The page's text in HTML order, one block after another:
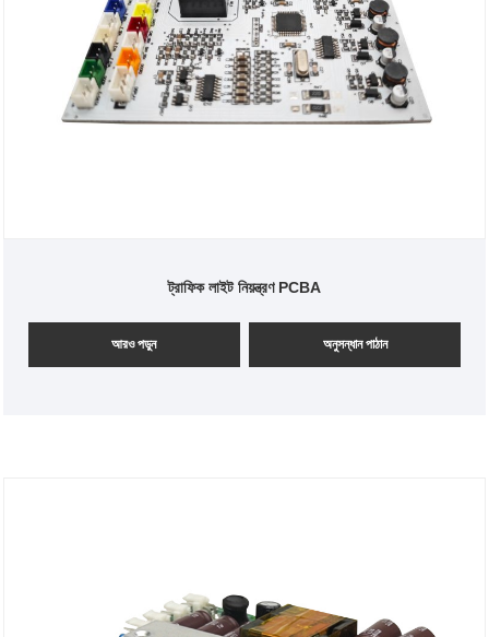
ট্রাফিক লাইট নিয়ন্ত্রণ PCBA
আরও পড়ুন অনুসন্ধান পাঠান